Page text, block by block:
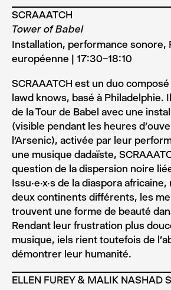
SCRAAATCH
Tower of Babel
Installation, performance sonore,
européenne | 17:30–18:10
SCRAAATCH est un duo
lawd knows, basé à Philadelphie.
de la Tour de Babel avec une
(visible pendant les heures
l’Arsenic), activée par leur
une musique dadaïste,
question de la dispersion noire
Issu.e.x.s de la diaspora africaine,
deux continents différents, les
trouvent une forme de beauté
Rendant leur frustration plus
musique, iels rient toutefois de
démontrer leur humanité.
ELLEN FUREY & MALIK NASHAD